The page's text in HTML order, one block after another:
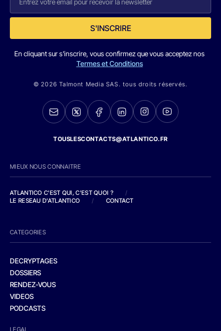
S'INSCRIRE
En cliquant sur s'inscrire, vous confirmez que vous acceptez nos
Termes et Conditions
© 2026 Talmont Media SAS. tous droits réservés.
TOUSLESCONTACTS@ATLANTICO.FR
MIEUX NOUS CONNAITRE
ATLANTICO C'EST QUI, C'EST QUOI ?
/
LE RESEAU D'ATLANTICO
/ CONTACT
CATEGORIES
DECRYPTAGES
DOSSIERS
RENDEZ-VOUS
VIDEOS
PODCASTS
LEGAL